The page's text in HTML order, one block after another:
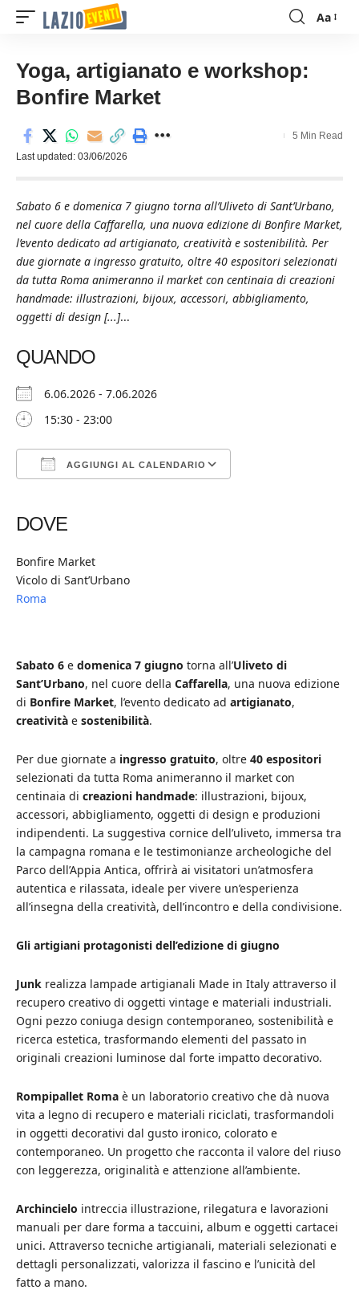
Font
Aa
Yoga, artigianato e workshop:
Bonfire Market
Last updated: 03/06/2026
5 Min Read
Sabato 6 e domenica 7 giugno torna all’Uliveto di Sant’Urbano,
nel cuore della Caffarella, una nuova edizione di Bonfire Market,
l’evento dedicato ad artigianato, creatività e sostenibilità. Per
due giornate a ingresso gratuito, oltre 40 espositori selezionati
da tutta Roma animeranno il market con centinaia di creazioni
handmade: illustrazioni, bijoux, accessori, abbigliamento,
oggetti di design [...]...
QUANDO
6.06.2026 - 7.06.2026
15:30 - 23:00
AGGIUNGI AL CALENDARIO
DOVE
Bonfire Market
Vicolo di Sant’Urbano
Roma
Sabato 6 e domenica 7 giugno torna all’Uliveto di
Sant’Urbano, nel cuore della Caffarella, una nuova edizione
di Bonfire Market, l’evento dedicato ad artigianato,
creatività e sostenibilità.
Per due giornate a ingresso gratuito, oltre 40 espositori
selezionati da tutta Roma animeranno il market con
centinaia di creazioni handmade: illustrazioni, bijoux,
accessori, abbigliamento, oggetti di design e produzioni
indipendenti. La suggestiva cornice dell’uliveto, immersa tra
la campagna romana e le testimonianze archeologiche del
Parco dell’Appia Antica, offrirà ai visitatori un’atmosfera
autentica e rilassata, ideale per vivere un’esperienza
all’insegna della creatività, dell’incontro e della condivisione.
Gli artigiani protagonisti dell’edizione di giugno
Junk realizza lampade artigianali Made in Italy attraverso il
recupero creativo di oggetti vintage e materiali industriali.
Ogni pezzo coniuga design contemporaneo, sostenibilità e
ricerca estetica, trasformando elementi del passato in
originali creazioni luminose dal forte impatto decorativo.
Rompipallet Roma è un laboratorio creativo che dà nuova
vita a legno di recupero e materiali riciclati, trasformandoli
in oggetti decorativi dal gusto ironico, colorato e
contemporaneo. Un progetto che racconta il valore del riuso
con leggerezza, originalità e attenzione all’ambiente.
Archincielo intreccia illustrazione, rilegatura e lavorazioni
manuali per dare forma a taccuini, album e oggetti cartacei
unici. Attraverso tecniche artigianali, materiali selezionati e
dettagli personalizzati, valorizza il fascino e l’unicità del
fatto a mano.